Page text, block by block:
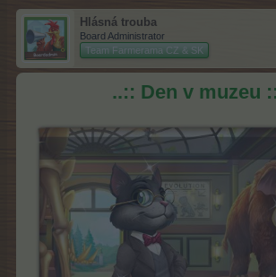
Hlásná trouba
Board Administrator
Team Farmerama CZ & SK
..:: Den v muzeu